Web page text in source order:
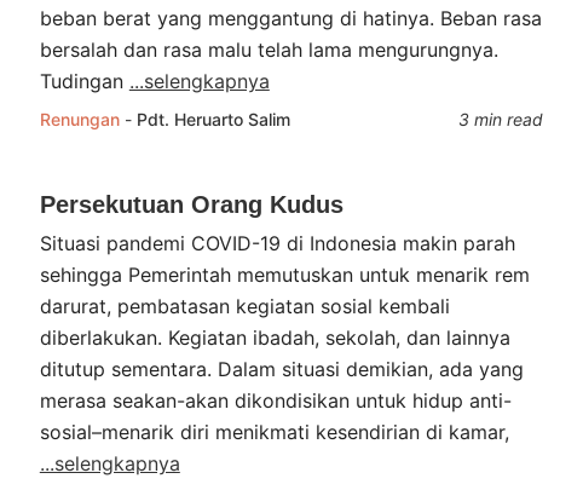
beban berat yang menggantung di hatinya. Beban rasa
bersalah dan rasa malu telah lama mengurungnya.
Tudingan ...selengkapnya
Renungan - Pdt. Heruarto Salim 3 min read
Persekutuan Orang Kudus
Situasi pandemi COVID-19 di Indonesia makin parah
sehingga Pemerintah memutuskan untuk menarik rem
darurat, pembatasan kegiatan sosial kembali
diberlakukan. Kegiatan ibadah, sekolah, dan lainnya
ditutup sementara. Dalam situasi demikian, ada yang
merasa seakan-akan dikondisikan untuk hidup anti-
sosial–menarik diri menikmati kesendirian di kamar,
...selengkapnya